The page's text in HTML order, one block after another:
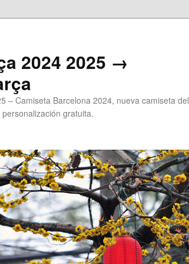
2024 2025 →
– Camiseta Barcelona 2024, nueva camiseta del
gratuita.